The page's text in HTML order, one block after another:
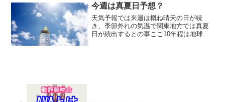
今週は真夏日予想？
天気予報では来週は概ね晴天の日が続
き、季節外れの気温で関東地方では真夏
日が続出するとの事ここ10年程は地球温